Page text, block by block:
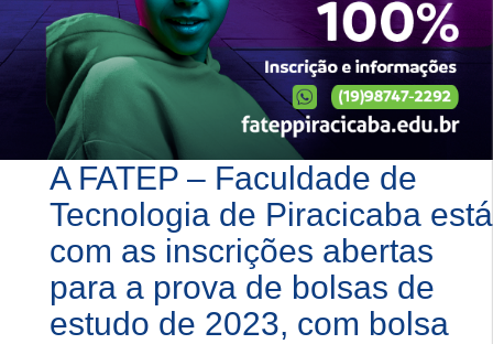
A FATEP – Faculdade de
Tecnologia de Piracicaba está
com as inscrições abertas
para a prova de bolsas de
estudo de 2023, com bolsa